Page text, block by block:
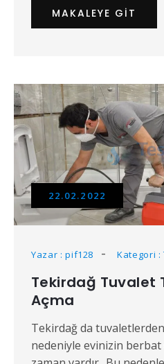
MAKALEYE GIT
22.02.2022
Yazar : pif128 Kategori :
Tekirdağ Tuvalet
Açma
Tekirdağ da
nedeniyle evinizin berbat